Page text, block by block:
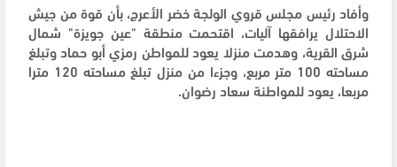
وأفاد رئيس مجلس قروي الولجة خضر الأعرج، بأن قوة من جيش
الاحتلال يرافقها آليات، اقتحمت منطقة "عين جويزة" شمال
شرق القرية، وهدمت منزلا يعود للمواطن رمزي أبو حماد وتبلغ
مساحته 100 متر مربع، وجزءا من منزل تبلغ مساحته 120 مترا
مربعا، يعود للمواطنة سعاد رضوان.